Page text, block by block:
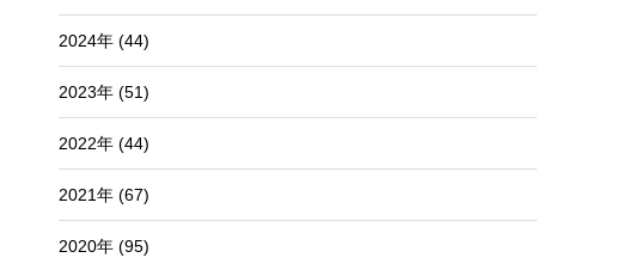
2024年 (44)
2023年 (51)
2022年 (44)
2021年 (67)
2020年 (95)